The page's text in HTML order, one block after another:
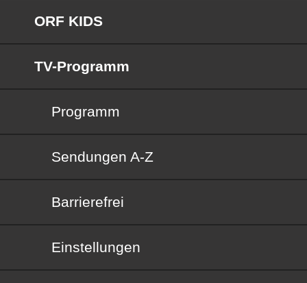
ORF KIDS
TV-Programm
Programm
Sendungen von A bis Z
Sendungen A-Z
Barrierefrei
Barrierefrei
Einstellungen